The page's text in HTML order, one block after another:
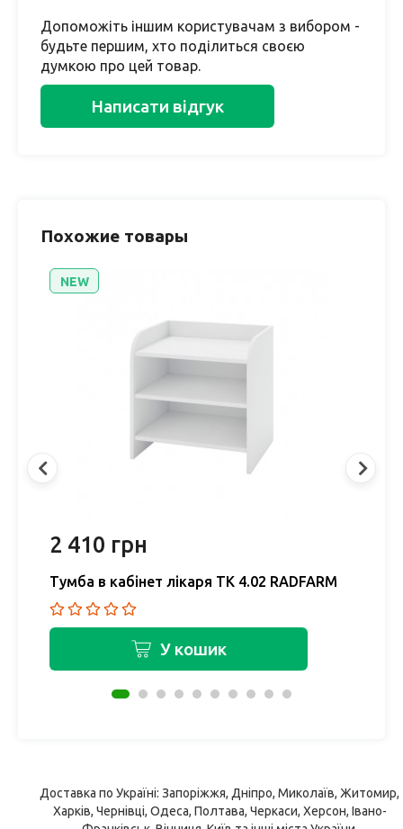
Допоможіть іншим користувачам з вибором -
будьте першим, хто поділиться своєю
думкою про цей товар.
Написати відгук
Похожие товары
NEW
2 410 грн
Тумба в кабінет лікаря ТК 4.02 RADFARM
У кошик
Доставка по Україні: Запоріжжя, Дніпро, Миколаїв, Житомир,
Харків, Чернівці, Одеса, Полтава, Черкаси, Херсон, Івано-